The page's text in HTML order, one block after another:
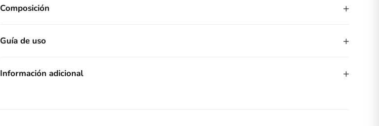
Composición +
Guía de uso +
Información adicional +